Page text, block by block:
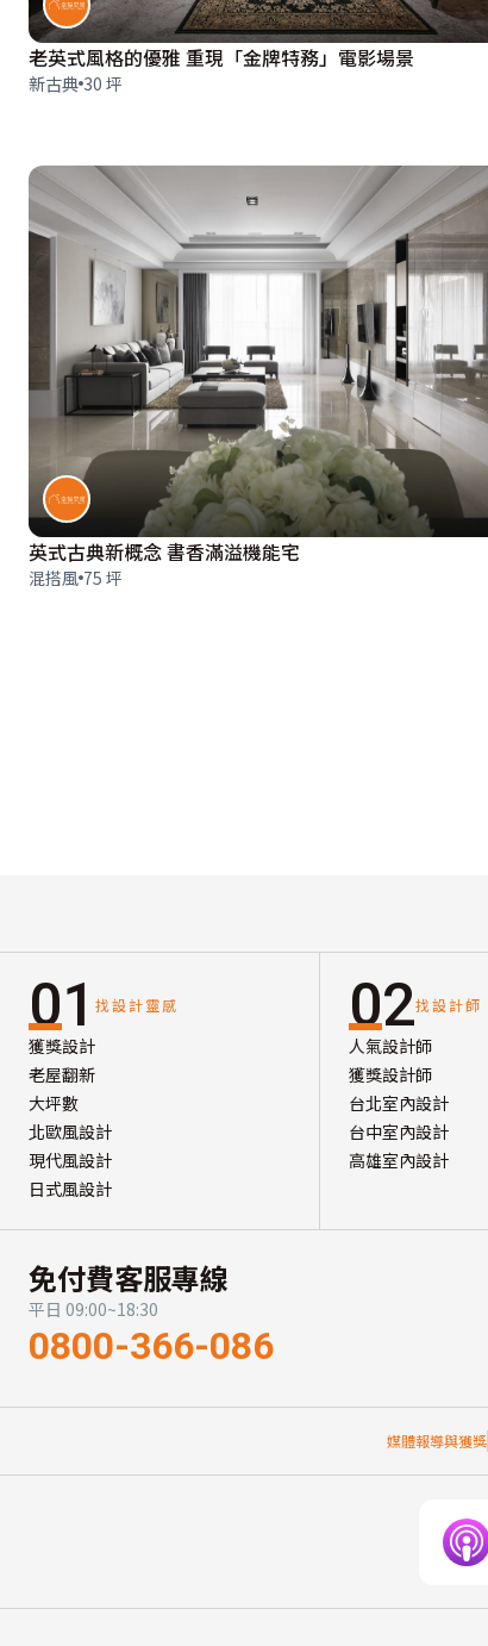
老英式風格的優雅 重現「金牌特務」電影場景
新古典 30 坪
英式古典新概念 書香滿溢機能宅
混搭風 75 坪
01 找設計靈感
獲獎設計
老屋翻新
大坪數
北歐風設計
現代風設計
日式風設計
02找設計師
人氣設計師
獲獎設計師
台北室內設計
台中室內設計
高雄室內設計
免付費客服專線
平日 09:00~18:30
0800-366-086
媒體報導與獲獎